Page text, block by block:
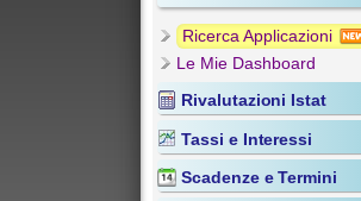
Ricerca Applicazioni
Le Mie Dashboard
Rivalutazioni Istat
Tassi e Interessi
Scadenze e Termini